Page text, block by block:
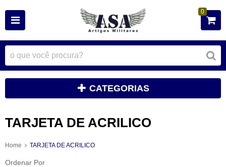
0
CATEGORIAS
TARJETA DE ACRILICO
Home TARJETA DE ACRILICO
Ordenar Por